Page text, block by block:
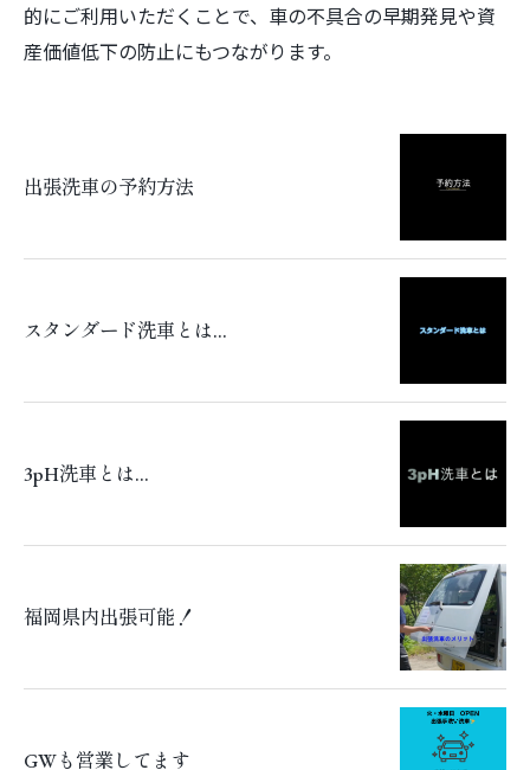
的にご利用いただくことで、車の不具合の早期発見や資
産価値低下の防止にもつながります。
出張洗車の予約方法
スタンダード洗車とは…
3pH洗車とは…
福岡県内出張可能！
GWも営業してます